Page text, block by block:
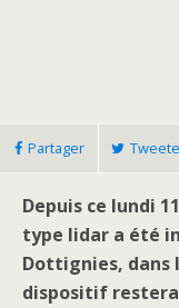
Partager
Depuis ce lundi
type lidar a été
Dottignies, dans
dispositif